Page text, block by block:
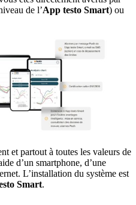
de l’App testo Smart) ou
et partout à toutes les valeurs de
d’un smartphone, d’une
L’installation du système est
Smart.